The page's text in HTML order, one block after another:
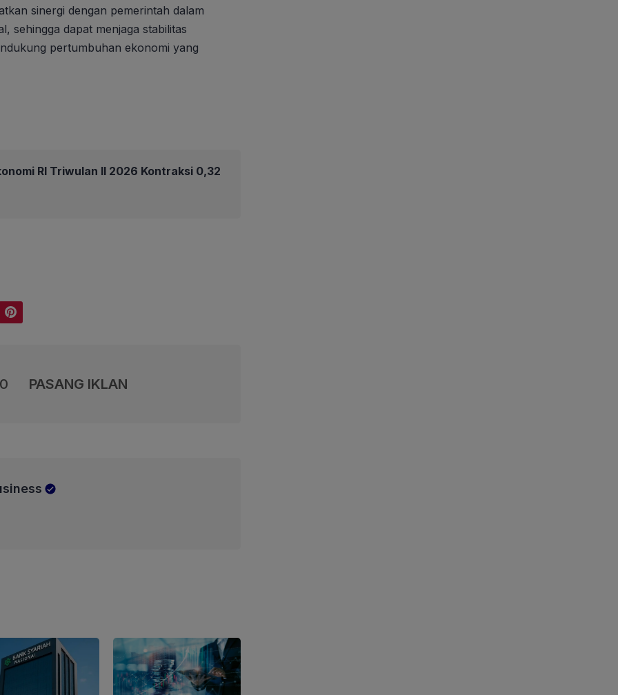
sinergi dengan pemerintah dalam
sehingga dapat menjaga stabilitas
pertumbuhan ekonomi yang
RI Triwulan II 2026 Kontraksi 0,32
PASANG IKLAN